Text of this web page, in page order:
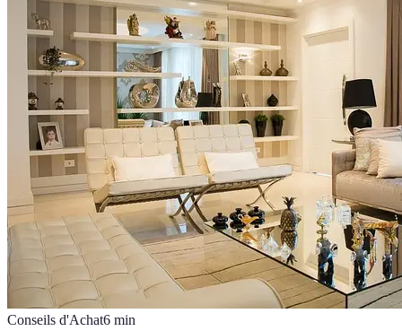
Conseils d'Achat6 min